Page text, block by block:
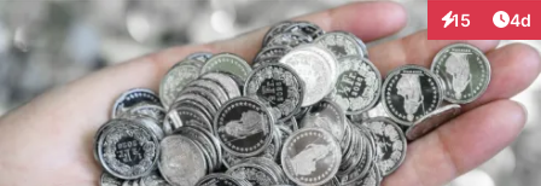
15
Interaktionen
4d